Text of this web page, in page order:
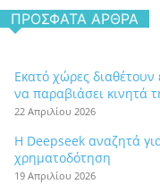
ΠΡΌΣΦΑΤΑ ΆΡΘΡΑ
Εκατό χώρες διαθέτουν
να παραβιάσει κινητά
22 Απριλίου 2026
Η Deepseek αναζητά
χρηματοδότηση
19 Απριλίου 2026